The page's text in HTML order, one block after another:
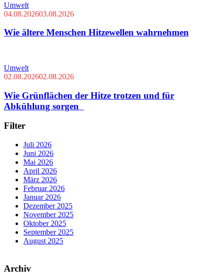
Umwelt
04.08.202603.08.2026
Wie ältere Menschen Hitzewellen wahrnehmen
Umwelt
02.08.202602.08.2026
Wie Grünflächen der Hitze trotzen und für
Abkühlung sorgen
Filter
Juli 2026
Juni 2026
Mai 2026
April 2026
März 2026
Februar 2026
Januar 2026
Dezember 2025
November 2025
Oktober 2025
September 2025
August 2025
Archiv